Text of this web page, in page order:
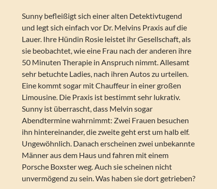
Sunny befleißigt sich einer alten Detektivtugend
und legt sich einfach vor Dr. Melvins Praxis auf die
Lauer. Ihre Hündin Rosie leistet ihr Gesellschaft, als
sie beobachtet, wie eine Frau nach der anderen ihre
50 Minuten Therapie in Anspruch nimmt. Allesamt
sehr betuchte Ladies, nach ihren Autos zu urteilen.
Eine kommt sogar mit Chauffeur in einer großen
Limousine. Die Praxis ist bestimmt sehr lukrativ.
Sunny ist überrascht, dass Melvin sogar
Abendtermine wahrnimmt: Zwei Frauen besuchen
ihn hintereinander, die zweite geht erst um halb elf.
Ungewöhnlich. Danach erscheinen zwei unbekannte
Männer aus dem Haus und fahren mit einem
Porsche Boxster weg. Auch sie scheinen nicht
unvermögend zu sein. Was haben sie dort getrieben?